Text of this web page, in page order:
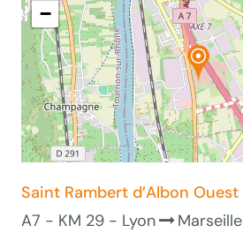
−
Saint Rambert d’Albon Ouest
A7 - KM 29 - Lyon
Marseille